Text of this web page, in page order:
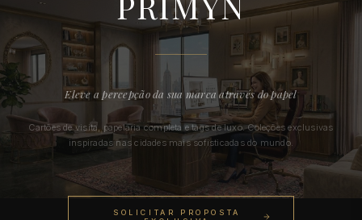
Eleve a percepção da sua marca através do papel
Cartões de visita, papelaria completa e tags de luxo. Coleções exclusivas
inspiradas nas cidades mais sofisticadas do mundo.
SOLICITAR PROPOSTA